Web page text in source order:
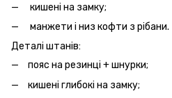
кишені на замку;
манжети і низ кофти з рібани.
Деталі штанів:
пояс на резинці + шнурки;
кишені глибокі на замку;